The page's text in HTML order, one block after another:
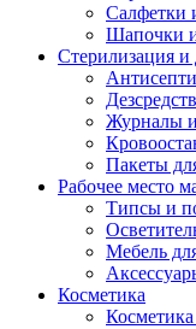
Салфетки
Шапочки
Стерилизация и
Журналы
Пакеты
Рабочее место
Типсы и
Мебель
Косметика